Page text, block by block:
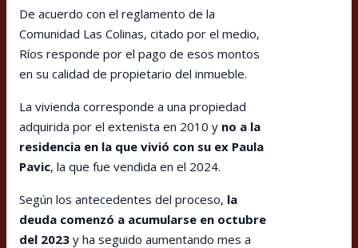
De acuerdo con el reglamento de la
Comunidad Las Colinas, citado por el medio,
Ríos responde por el pago de esos montos
en su calidad de propietario del inmueble.
La vivienda corresponde a una propiedad
adquirida por el extenista en 2010 y no a la
residencia en la que vivió con su ex Paula
Pavic, la que fue vendida en el 2024.
Según los antecedentes del proceso, la
deuda comenzó a acumularse en octubre
del 2023 y ha seguido aumentando mes a